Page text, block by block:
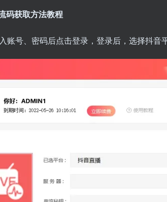
码获取方法教程
账号、密码后点击登录，登录后，选择抖音